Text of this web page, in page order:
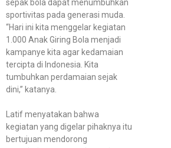
sepak bola dapat menumbuhkan
sportivitas pada generasi muda.
“Hari ini kita menggelar kegiatan
1.000 Anak Giring Bola menjadi
kampanye kita agar kedamaian
tercipta di Indonesia. Kita
tumbuhkan perdamaian sejak
dini,” katanya.
Latif menyatakan bahwa
kegiatan yang digelar pihaknya itu
bertujuan mendorong